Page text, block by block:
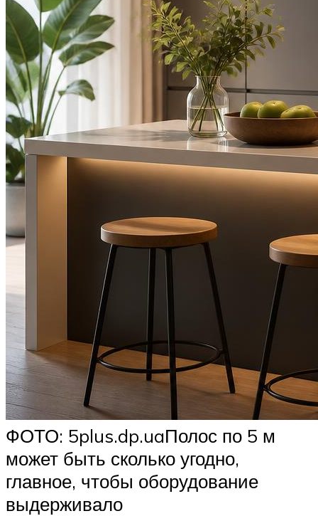
ФОТО: 5plus.dp.uaПолос по 5 м
может быть сколько угодно,
главное, чтобы оборудование
выдерживало